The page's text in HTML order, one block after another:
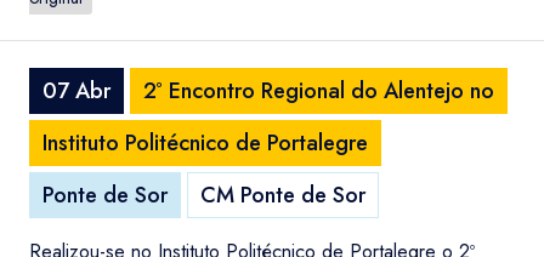
07 Abr
2º Encontro Regional do Alentejo no
Instituto Politécnico de Portalegre
Ponte de Sor
CM Ponte de Sor